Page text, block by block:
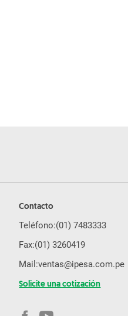
Contacto
Teléfono:(01) 7483333
Fax:(01) 3260419
Mail:ventas@ipesa.com.pe
Solicite una cotización